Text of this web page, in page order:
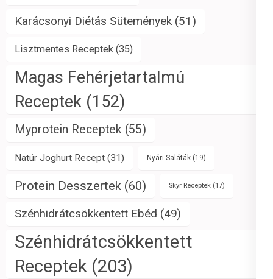
Karácsonyi Diétás Sütemények (51)
Lisztmentes Receptek (35)
Magas Fehérjetartalmú
Receptek (152)
Myprotein Receptek (55)
Natúr Joghurt Recept (31) Nyári Saláták (19)
Protein Desszertek (60) Skyr Receptek (17)
Szénhidrátcsökkentett Ebéd (49)
Szénhidrátcsökkentett
Receptek (203)